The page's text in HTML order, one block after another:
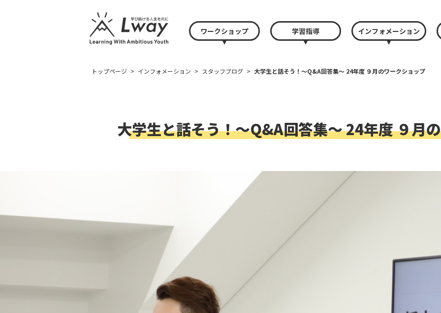
ワークショップ 学習指導 インフォメーション
トップページ > インフォメーション > スタッフブログ > 大学生と話そう！〜Q&A回答集〜 24年度 ９月のワークショップ
大学生と話そう！〜Q&A回答集〜 24年度 ９月